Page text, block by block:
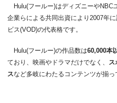
Hulu(フールー)はディズニーやNBC
企業らによる共同出資により2007年
ビス(VOD)の代表格です。
Hulu(フールー)の作品数は60,000本
ており、映画やドラマだけでなく、 ス
スなど多岐にわたるコンテンツが揃っ